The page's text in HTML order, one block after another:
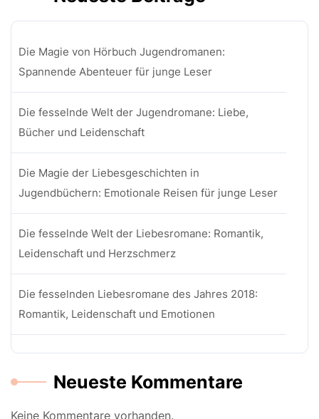
Die Magie von Hörbuch Jugendromanen:
Spannende Abenteuer für junge Leser
Die fesselnde Welt der Jugendromane: Liebe,
Bücher und Leidenschaft
Die Magie der Liebesgeschichten in
Jugendbüchern: Emotionale Reisen für junge Leser
Die fesselnde Welt der Liebesromane: Romantik,
Leidenschaft und Herzschmerz
Die fesselnden Liebesromane des Jahres 2018:
Romantik, Leidenschaft und Emotionen
Neueste Kommentare
Keine Kommentare vorhanden.